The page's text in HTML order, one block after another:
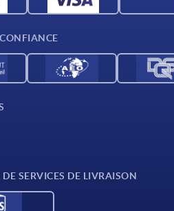
DE SERVICES DE LIVRAISON